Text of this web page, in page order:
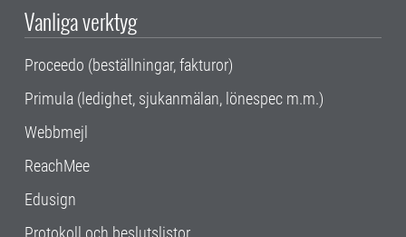
Vanliga verktyg
Proceedo (beställningar, fakturor)
Primula (ledighet, sjukanmälan, lönespec m.m.)
Webbmejl
ReachMee
Edusign
Protokoll och beslutslistor